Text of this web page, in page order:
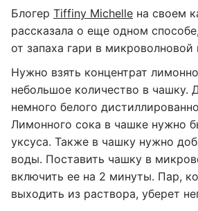
Блогер Tiffiny Michelle на своем
рассказала о еще одном
от запаха гари в микроволновой
Нужно взять концентрат
небольшое количество в чашку.
немного белого
Лимонного сока в чашке нужно
уксуса. Также в чашку нужно
воды. Поставить чашку в
включить ее на 2 минуты. Пар,
выходить из раствора, уберет